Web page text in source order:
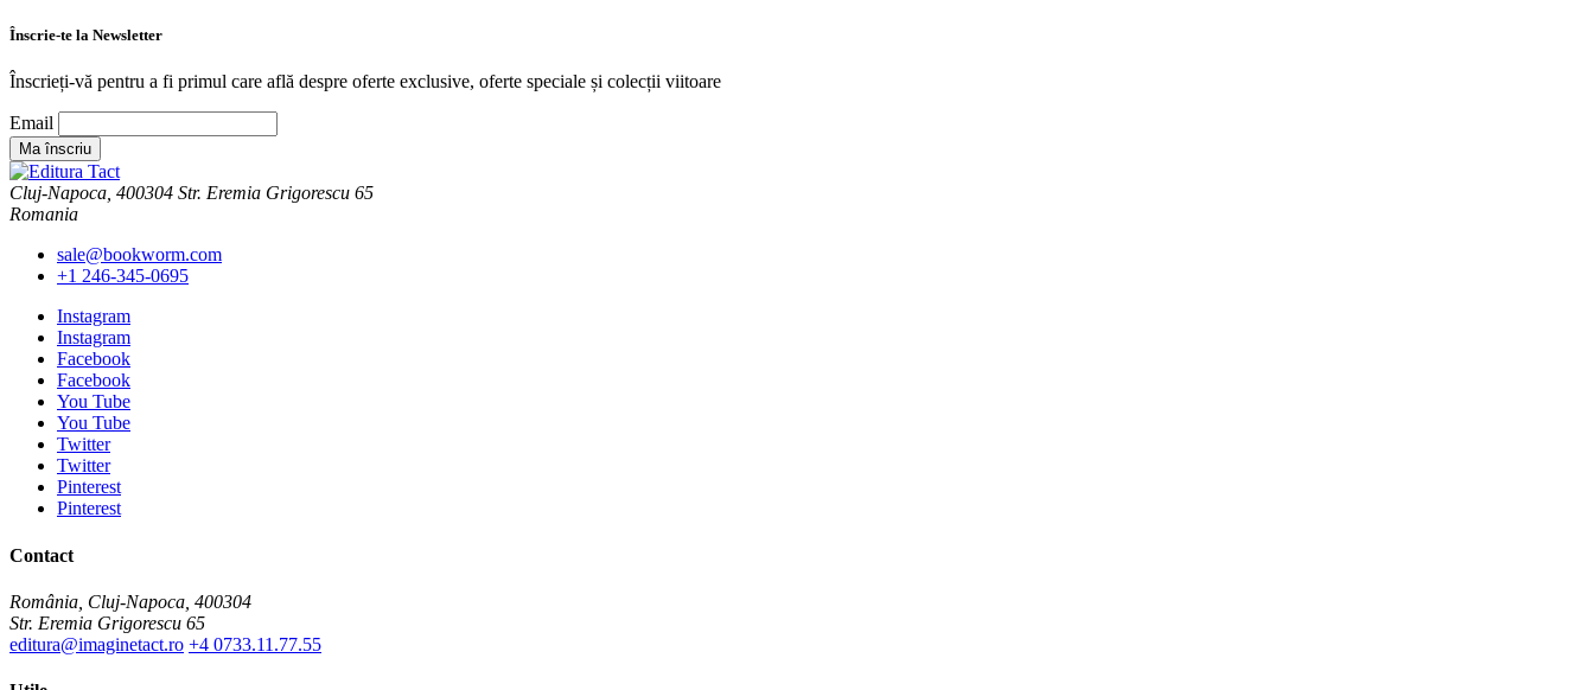
60,00 lei
multe
variații.
Opțiunile
pot
în
Înscrie-te la Newsletter
Înscrieți-vă pentru a fi primul care află despre oferte exclusive, oferte speciale și colecții viitoare
Email
Cluj-Napoca, 400304 Str. Eremia Grigorescu 65
Romania
sale@bookworm.com
+1 246-345-0695
Instagram
Instagram
Facebook
Facebook
You Tube
You Tube
Twitter
Twitter
Pinterest
Pinterest
Contact
România, Cluj-Napoca, 400304
Str. Eremia Grigorescu 65
editura@imaginetact.ro +4 0733.11.77.55